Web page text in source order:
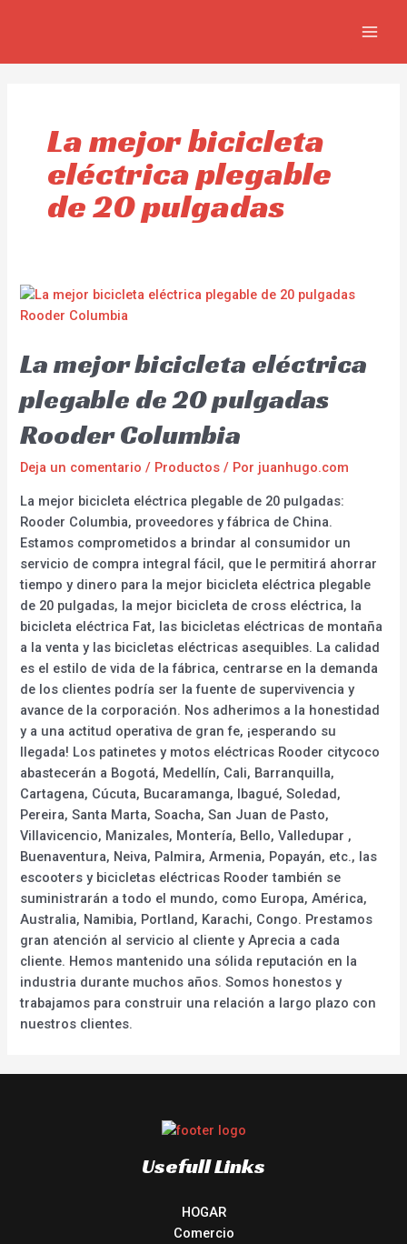
La mejor bicicleta
eléctrica plegable
de 20 pulgadas
La mejor bicicleta eléctrica
plegable de 20 pulgadas
Rooder Columbia
Deja un comentario / Productos / Por juanhugo.com
La mejor bicicleta eléctrica plegable de 20 pulgadas:
Rooder Columbia, proveedores y fábrica de China.
Estamos comprometidos a brindar al consumidor un
servicio de compra integral fácil, que le permitirá ahorrar
tiempo y dinero para la mejor bicicleta eléctrica plegable
de 20 pulgadas, la mejor bicicleta de cross eléctrica, la
bicicleta eléctrica Fat, las bicicletas eléctricas de montaña
a la venta y las bicicletas eléctricas asequibles. La calidad
es el estilo de vida de la fábrica, centrarse en la demanda
de los clientes podría ser la fuente de supervivencia y
avance de la corporación. Nos adherimos a la honestidad
y a una actitud operativa de gran fe, ¡esperando su
llegada! Los patinetes y motos eléctricas Rooder citycoco
abastecerán a Bogotá, Medellín, Cali, Barranquilla,
Cartagena, Cúcuta, Bucaramanga, Ibagué, Soledad,
Pereira, Santa Marta, Soacha, San Juan de Pasto,
Villavicencio, Manizales, Montería, Bello, Valledupar ,
Buenaventura, Neiva, Palmira, Armenia, Popayán, etc., las
escooters y bicicletas eléctricas Rooder también se
suministrarán a todo el mundo, como Europa, América,
Australia, Namibia, Portland, Karachi, Congo. Prestamos
gran atención al servicio al cliente y Aprecia a cada
cliente. Hemos mantenido una sólida reputación en la
industria durante muchos años. Somos honestos y
trabajamos para construir una relación a largo plazo con
nuestros clientes.
Usefull Links
HOGAR
Comercio